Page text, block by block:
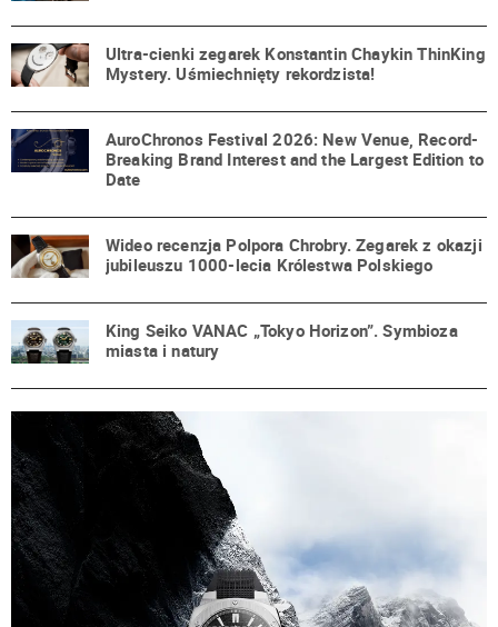
Ultra-cienki zegarek Konstantin Chaykin ThinKing
Mystery. Uśmiechnięty rekordzista!
AuroChronos Festival 2026: New Venue, Record-
Breaking Brand Interest and the Largest Edition to
Date
Wideo recenzja Polpora Chrobry. Zegarek z okazji
jubileuszu 1000-lecia Królestwa Polskiego
King Seiko VANAC „Tokyo Horizon”. Symbioza
miasta i natury